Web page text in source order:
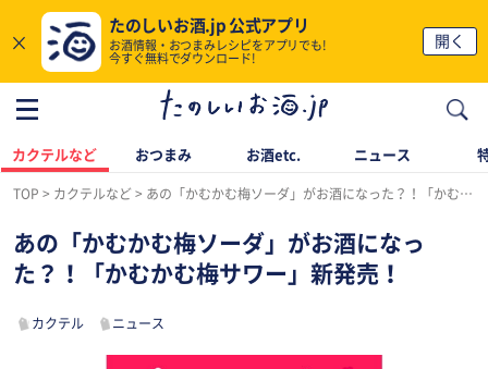
×
たのしいお酒.jp 公式アプリ
お酒情報・おつまみレシピをアプリでも!
今すぐ無料でダウンロード!
開く
カクテルなど おつまみ お酒etc. ニュース
TOP カクテルなど あの「かむかむ梅ソーダ」がお酒になった？！「かむかむ梅サワー」新発売！
あの「かむかむ梅ソーダ」がお酒になっ
た？！「かむかむ梅サワー」新発売！
カクテル ニュース